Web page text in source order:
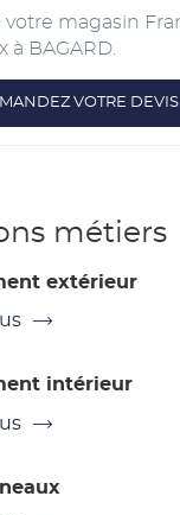
magasin
à BAGARD.
VOTRE DEVIS
LE
POINT
BRUN
MATÉRIAUX
métiers
extérieur
intérieur